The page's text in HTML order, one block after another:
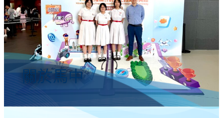
關於馬中